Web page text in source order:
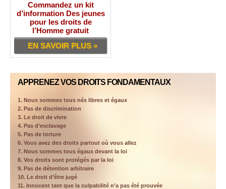
Commandez un kit
d’information Des jeunes
pour les droits de
l’Homme gratuit
EN SAVOIR PLUS »
APPRENEZ VOS DROITS FONDAMENTAUX
1. Nous sommes tous nés libres et égaux
2. Pas de discrimination
3. Le droit de vivre
4. Pas d’esclavage
5. Pas de torture
6. Vous avez des droits partout où vous allez
7. Nous sommes tous égaux devant la loi
8. Vos droits sont protégés par la loi
9. Pas de détention arbitraire
10. Le droit d’être jugé
11. Innocent tant que la culpabilité n’a pas été prouvée